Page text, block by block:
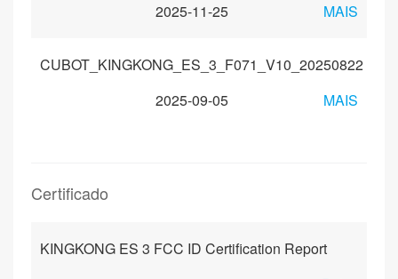
2025-11-25
MAIS
CUBOT_KINGKONG_ES_3_F071_V10_20250822
2025-09-05
MAIS
Certificado
KINGKONG ES 3 FCC ID Certification Report